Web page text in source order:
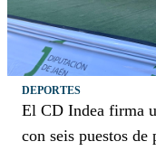
DEPORTES
El CD Indea firma
con seis puestos de